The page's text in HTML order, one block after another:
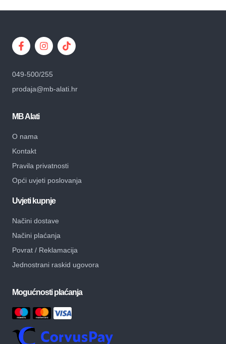
049-500/255
prodaja@mb-alati.hr
MB Alati
O nama
Kontakt
Pravila privatnosti
Opći uvjeti poslovanja
Uvjeti kupnje
Načini dostave
Načini plaćanja
Povrat / Reklamacija
Jednostrani raskid ugovora
Mogućnosti plaćanja